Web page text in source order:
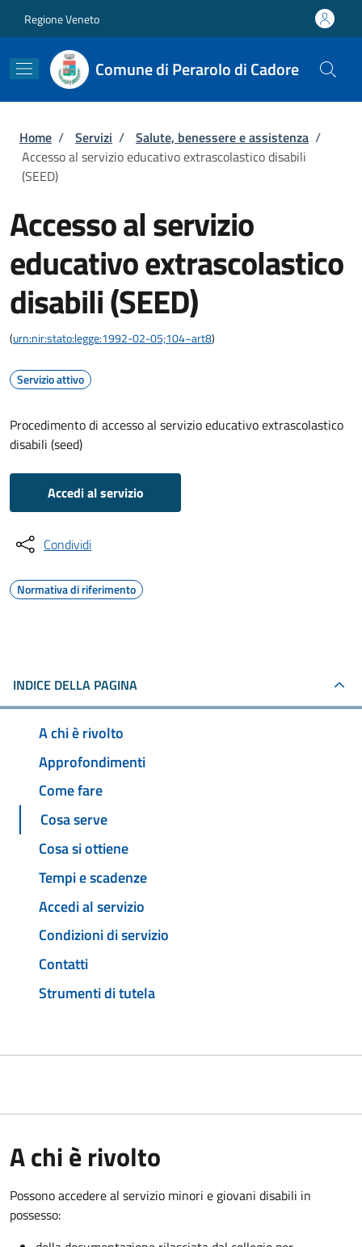
Regione Veneto
Comune di Perarolo di Cadore
Briciole di pane
Home / Servizi / Salute, benessere e assistenza /
Accesso al servizio educativo extrascolastico disabili
(SEED)
Accesso al servizio
educativo extrascolastico
disabili (SEED)
(urn:nir:stato:legge:1992-02-05;104~art8)
Servizio attivo
Procedimento di accesso al servizio educativo extrascolastico
disabili (seed)
Accedi al servizio
Condividi
Normativa di riferimento
INDICE DELLA PAGINA
A chi è rivolto
Approfondimenti
Come fare
Cosa serve
Cosa si ottiene
Tempi e scadenze
Accedi al servizio
Condizioni di servizio
Contatti
Strumenti di tutela
A chi è rivolto
Possono accedere al servizio minori e giovani disabili in
possesso: